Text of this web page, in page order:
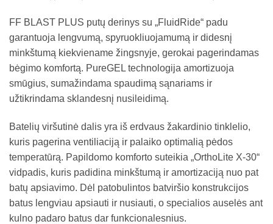
FF BLAST PLUS putų derinys su „FluidRide“ padu
garantuoja lengvumą, spyruokliuojamumą ir didesnį
minkštumą kiekviename žingsnyje, gerokai pagerindamas
bėgimo komfortą. PureGEL technologija amortizuoja
smūgius, sumažindama spaudimą sąnariams ir
užtikrindama sklandesnį nusileidimą.
Batelių viršutinė dalis yra iš erdvaus žakardinio tinklelio,
kuris pagerina ventiliaciją ir palaiko optimalią pėdos
temperatūrą. Papildomo komforto suteikia „OrthoLite X-30“
vidpadis, kuris padidina minkštumą ir amortizaciją nuo pat
batų apsiavimo. Dėl patobulintos batviršio konstrukcijos
batus lengviau apsiauti ir nusiauti, o specialios auselės ant
kulno padaro batus dar funkcionalesnius.